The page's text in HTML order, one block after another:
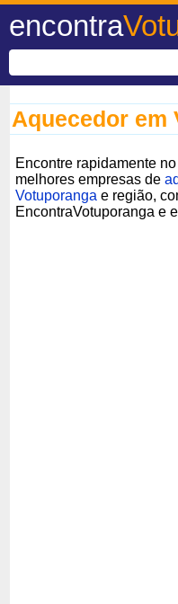
encontra
Aquecedor em
Encontre rapidamente
melhores empresas de
Votuporanga e região,
EncontraVotuporanga e